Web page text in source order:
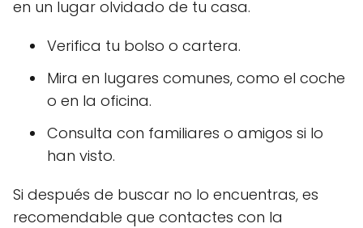
en un lugar olvidado de tu casa.
Verifica tu bolso o cartera.
Mira en lugares comunes, como el coche
o en la oficina.
Consulta con familiares o amigos si lo
han visto.
Si después de buscar no lo encuentras, es
recomendable que contactes con la